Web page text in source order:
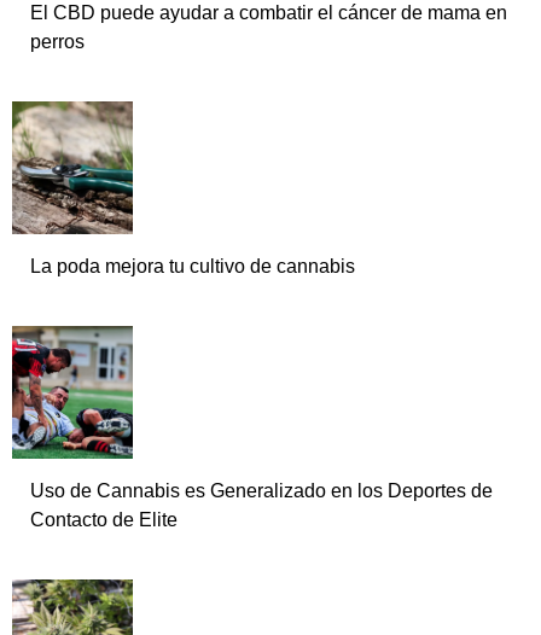
El CBD puede ayudar a combatir el cáncer de mama en
perros
La poda mejora tu cultivo de cannabis
Uso de Cannabis es Generalizado en los Deportes de
Contacto de Elite